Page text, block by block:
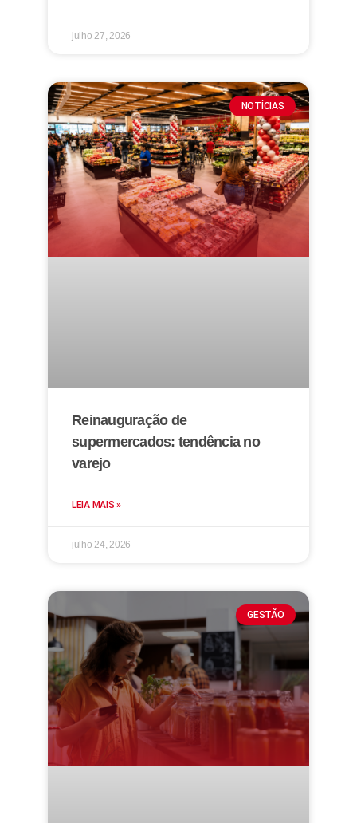
julho 27, 2026
NOTÍCIAS
Reinauguração de
supermercados: tendência no
varejo
LEIA MAIS »
julho 24, 2026
GESTÃO